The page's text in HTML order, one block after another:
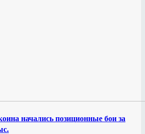
начались позиционные бои за